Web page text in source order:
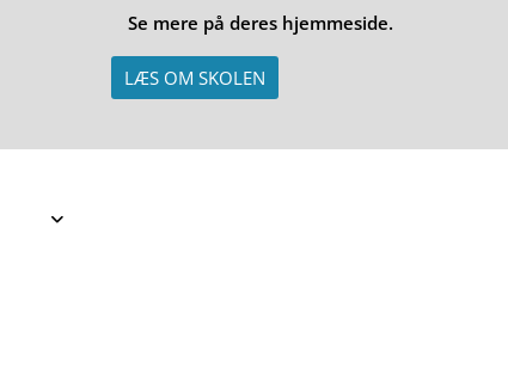
Se mere på deres hjemmeside.
LÆS OM SKOLEN